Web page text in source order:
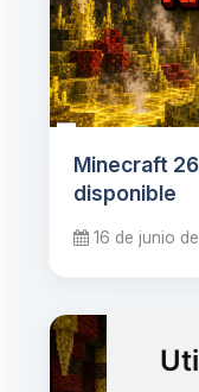
Minecraft
disponible
16 de junio